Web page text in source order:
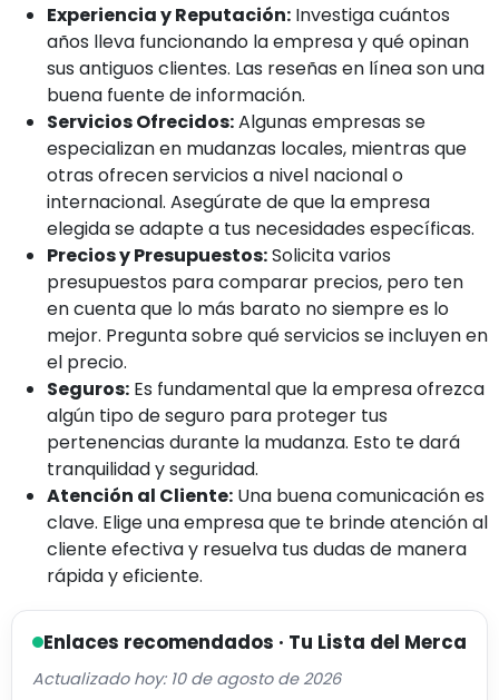
Experiencia y Reputación: Investiga cuántos
años lleva funcionando la empresa y qué opinan
sus antiguos clientes. Las reseñas en línea son una
buena fuente de información.
Servicios Ofrecidos:Algunas empresas se
especializan en mudanzas locales, mientras que
otras ofrecen servicios a nivel nacional o
internacional. Asegúrate de que la empresa
elegida se adapte a tus necesidades específicas.
Precios y Presupuestos:Solicita varios
presupuestos para comparar precios, pero ten
en cuenta que lo más barato no siempre es lo
mejor. Pregunta sobre qué servicios se incluyen en
el precio.
Seguros: Es fundamental que la empresa ofrezca
algún tipo de seguro para proteger tus
pertenencias durante la mudanza. Esto te dará
tranquilidad y seguridad.
Atención al Cliente: Una buena comunicación es
clave. Elige una empresa que te brinde atención al
cliente efectiva y resuelva tus dudas de manera
rápida y eficiente.
Enlaces recomendados · Tu Lista del Merca
Actualizado hoy: 10 de agosto de 2026